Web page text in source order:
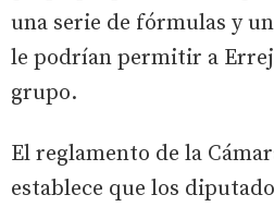
una serie de fórmulas y
le podrían permitir a
grupo.
El reglamento de la
establece que los